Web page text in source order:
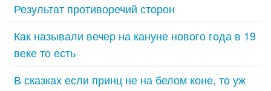
Результат противоречий сторон
Как называли вечер на кануне нового года в 19
веке то есть
В сказках если принц не на белом коне, то уж